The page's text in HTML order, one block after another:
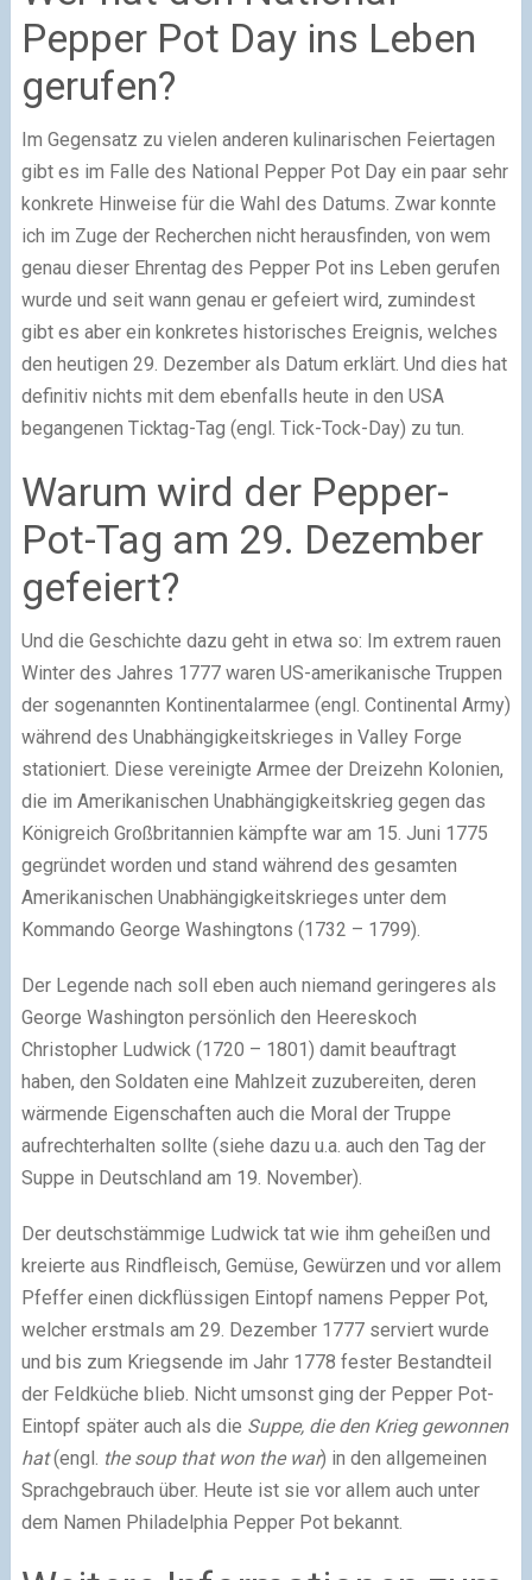
Pepper Pot Day ins Leben
gerufen?
Im Gegensatz zu vielen anderen kulinarischen Feiertagen
gibt es im Falle des National Pepper Pot Day ein paar sehr
konkrete Hinweise für die Wahl des Datums. Zwar konnte
ich im Zuge der Recherchen nicht herausfinden, von wem
genau dieser Ehrentag des Pepper Pot ins Leben gerufen
wurde und seit wann genau er gefeiert wird, zumindest
gibt es aber ein konkretes historisches Ereignis, welches
den heutigen 29. Dezember als Datum erklärt. Und dies hat
definitiv nichts mit dem ebenfalls heute in den USA
begangenen Ticktag-Tag (engl. Tick-Tock-Day) zu tun.
Warum wird der Pepper-
Pot-Tag am 29. Dezember
gefeiert?
Und die Geschichte dazu geht in etwa so: Im extrem rauen
Winter des Jahres 1777 waren US-amerikanische Truppen
der sogenannten Kontinentalarmee (engl. Continental Army)
während des Unabhängigkeitskrieges in Valley Forge
stationiert. Diese vereinigte Armee der Dreizehn Kolonien,
die im Amerikanischen Unabhängigkeitskrieg gegen das
Königreich Großbritannien kämpfte war am 15. Juni 1775
gegründet worden und stand während des gesamten
Amerikanischen Unabhängigkeitskrieges unter dem
Kommando George Washingtons (1732 – 1799).
Der Legende nach soll eben auch niemand geringeres als
George Washington persönlich den Heereskoch
Christopher Ludwick (1720 – 1801) damit beauftragt
haben, den Soldaten eine Mahlzeit zuzubereiten, deren
wärmende Eigenschaften auch die Moral der Truppe
aufrechterhalten sollte (siehe dazu u.a. auch den Tag der
Suppe in Deutschland am 19. November).
Der deutschstämmige Ludwick tat wie ihm geheißen und
kreierte aus Rindfleisch, Gemüse, Gewürzen und vor allem
Pfeffer einen dickflüssigen Eintopf namens Pepper Pot,
welcher erstmals am 29. Dezember 1777 serviert wurde
und bis zum Kriegsende im Jahr 1778 fester Bestandteil
der Feldküche blieb. Nicht umsonst ging der Pepper Pot-
Eintopf später auch als die Suppe, die den Krieg gewonnen
hat(engl. the soup that won the war) in den allgemeinen
Sprachgebrauch über. Heute ist sie vor allem auch unter
dem Namen Philadelphia Pepper Pot bekannt.